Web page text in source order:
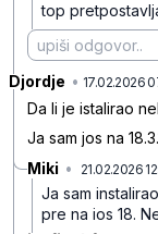
top
Djordje • 17.02.2026
Da li je istalirao
Ja sam jos na
Miki • 21.02.2026
Ja sam
pre na ios 18.